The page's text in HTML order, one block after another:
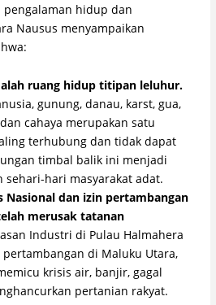
pengalaman hidup dan
Nausus menyampaikan
ruang hidup titipan leluhur.
gunung, danau, karst, gua,
cahaya merupakan satu
terhubung dan tidak dapat
timbal balik ini menjadi
sehari-hari masyarakat adat.
Nasional dan izin pertambangan
merusak tatanan
Industri di Pulau Halmahera
di Maluku Utara,
krisis air, banjir, gagal
pertanian rakyat.